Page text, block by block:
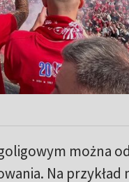
można
Na przykład